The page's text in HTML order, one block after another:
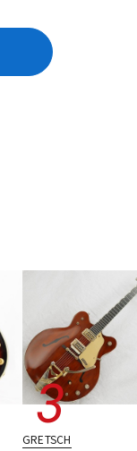
GRETSCH